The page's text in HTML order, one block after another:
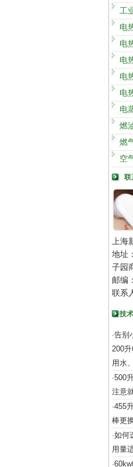
工
电
电
电
电
电
电
燃
燃
空
联
上
地址
子园
邮编
联系
技
·告别
200
用水
·500
注意
·455
棒更
·如何
用量
·